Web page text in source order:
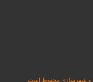
و شهرسازی محفوظ است